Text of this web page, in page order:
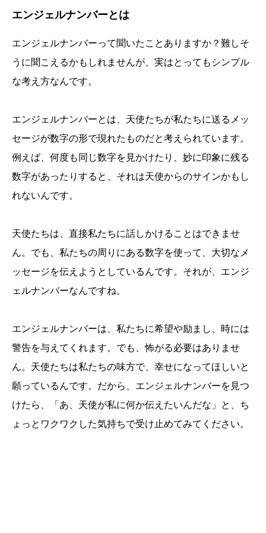
エンジェルナンバーとは
エンジェルナンバーって聞いたことありますか？難しそ
うに聞こえるかもしれませんが、実はとってもシンプル
な考え方なんです。
エンジェルナンバーとは、天使たちが私たちに送るメッ
セージが数字の形で現れたものだと考えられています。
例えば、何度も同じ数字を見かけたり、妙に印象に残る
数字があったりすると、それは天使からのサインかもし
れないんです。
天使たちは、直接私たちに話しかけることはできませ
ん。でも、私たちの周りにある数字を使って、大切なメ
ッセージを伝えようとしているんです。それが、エンジ
ェルナンバーなんですね。
エンジェルナンバーは、私たちに希望や励まし、時には
警告を与えてくれます。でも、怖がる必要はありませ
ん。天使たちは私たちの味方で、幸せになってほしいと
願っているんです。だから、エンジェルナンバーを見つ
けたら、「あ、天使が私に何か伝えたいんだな」と、ち
ょっとワクワクした気持ちで受け止めてみてください。